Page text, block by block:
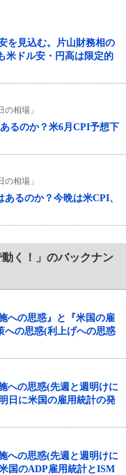
を見込む。片山財務相の
米ドル安・円高は限定的
相場」
るのか？米6月CPI予想下
相場」
るのか？今晩は米CPI、
く！」のバックナン
への思惑』と『米国の雇
への思惑(利上げへの思惑
への思惑(先週と週明けに
日に米国の雇用統計の発
への思惑(先週と週明けに
国のADP雇用統計とISM